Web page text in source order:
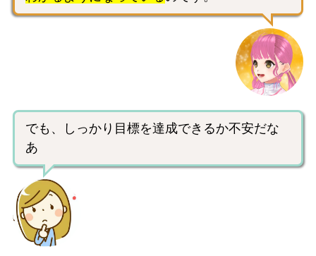
でも、しっかり目標を達成できるか不安だな
あ